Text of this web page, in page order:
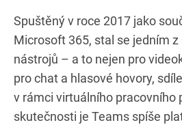
Spuštěný v roce 2017 jako
Microsoft 365, stal se jedním
nástrojů – a to nejen pro
pro chat a hlasové hovory,
v rámci virtuálního pracovního
skutečnosti je Teams spíše